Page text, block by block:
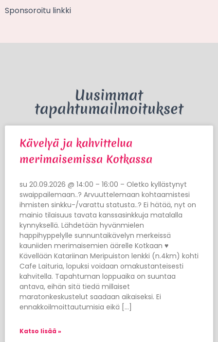
Sponsoroitu linkki
Uusimmat
tapahtumailmoitukset
Kävelyä ja kahvittelua
merimaisemissa Kotkassa
su 20.09.2026 @ 14:00 – 16:00 – Oletko kyllästynyt
swaippailemaan..? Arvuuttelemaan kohtaamistesi
ihmisten sinkku-/varattu statusta..? Ei hätää, nyt on
mainio tilaisuus tavata kanssasinkkuja matalalla
kynnyksellä. Lähdetään hyvänmielen
happihyppelylle sunnuntaikävelyn merkeissä
kauniiden merimaisemien äärelle Kotkaan ♥
Kävellään Katariinan Meripuiston lenkki (n.4km) kohti
Cafe Laituria, lopuksi voidaan omakustanteisesti
kahvitella. Tapahtuman loppuaika on suuntaa
antava, eihän sitä tiedä millaiset
maratonkeskustelut saadaan aikaiseksi. Ei
ennakkoilmoittautumisia eikä […]
Katso lisää »